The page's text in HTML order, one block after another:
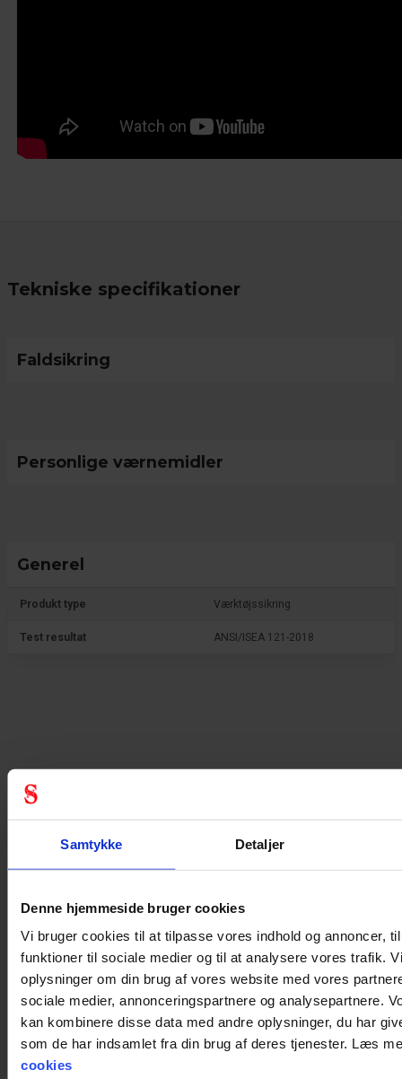
Samtykke Detaljer
Denne hjemmeside bruger cookies
Vi bruger cookies til at tilpasse vores indhold og annoncer,
funktioner til sociale medier og til at analysere vores trafik.
oplysninger om din brug af vores website med vores
sociale medier, annonceringspartnere og analysepartnere.
kan kombinere disse data med andre oplysninger, du har
som de har indsamlet fra din brug af deres tjenester. Læs
cookies
Tekniske specifikationer
Faldsikring
Personlige værnemidler
Generel
Produkt type Værktøjssikring
Test resultat ANSI/ISEA 121-2018